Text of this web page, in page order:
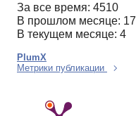
За все время: 4510
В прошлом месяце: 17
В текущем месяце: 4
PlumX
Метрики публикации